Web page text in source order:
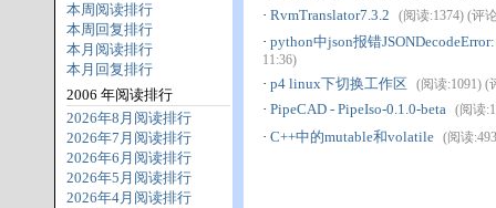
本周阅读排行
本周回复排行
本月阅读排行
本月回复排行
2006 年阅读排行
2026年8月阅读排行
2026年7月阅读排行
2026年6月阅读排行
2026年5月阅读排行
2026年4月阅读排行
· RvmTranslator7.3.2 (阅读:1374) (评
· python中json报错
11:36)
· p4 linux下切换工作区 (阅读:1091) (
· PipeCAD - PipeIso-0.1.0-beta (阅读
· C++中的mutable和volatile (阅读